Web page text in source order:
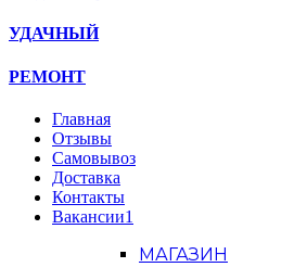
УДАЧНЫЙ
РЕМОНТ
Главная
Отзывы
Самовывоз
Доставка
Контакты
Вакансии1
МАГАЗИН